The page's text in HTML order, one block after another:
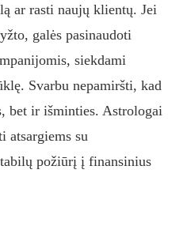
ar rasti naujų klientų. Jei
galės pasinaudoti
siekdami
Svarbu nepamiršti, kad
bet ir išminties. Astrologai
atsargiems su
požiūrį į finansinius